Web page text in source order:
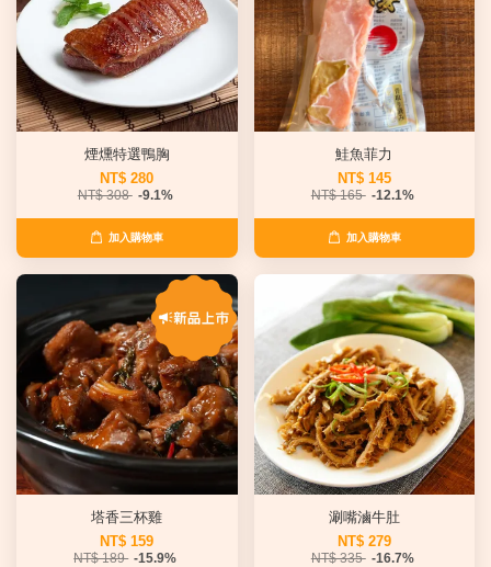
煙燻特選鴨胸
NT$ 280
NT$ 308 -9.1%
加入購物車
鮭魚菲力
NT$ 145
NT$ 165 -12.1%
加入購物車
塔香三杯雞
NT$ 159
NT$ 189 -15.9%
涮嘴滷牛肚
NT$ 279
NT$ 335 -16.7%